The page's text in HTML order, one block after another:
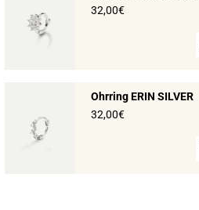
32,00€
Ohrring ERIN SILVER
32,00€